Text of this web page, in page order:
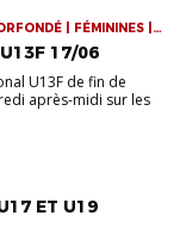
| FÉMININES |
17/06
U13F de fin de
après-midi sur les
ET U19